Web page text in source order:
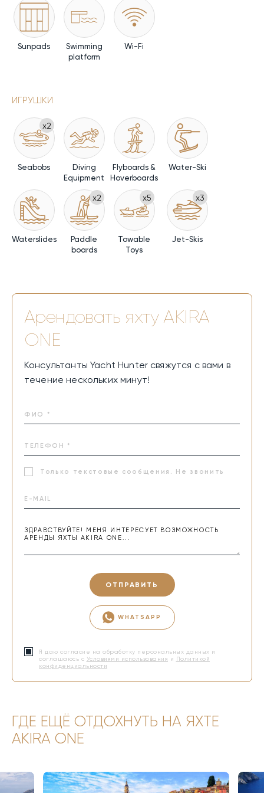
Sunpads
Swimming
platform
Wi-Fi
ИГРУШКИ
x2
Seabobs
Diving
Equipment
Flyboards &
Hoverboards
Water-Ski
Waterslides
x2
Paddle
boards
x5
Towable
Toys
x3
Jet-Skis
Арендовать яхту AKIRA
ONE
Консультанты Yacht Hunter свяжутся с вами в
течение нескольких минут!
Только текстовые сообщения. Не звонить
ОТПРАВИТЬ
WHATSAPP
Я даю согласие на обработку персональных данных и
соглашаюсь с Условиями использования и Политикой
конфиденциальности
ГДЕ ЕЩЁ ОТДОХНУТЬ НА ЯХТЕ
AKIRA ONE